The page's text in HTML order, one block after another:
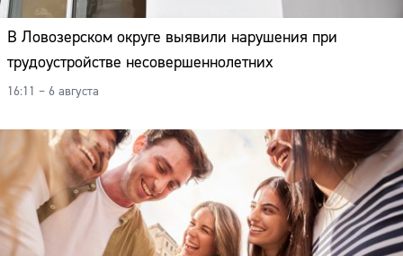
В Ловозерском округе выявили нарушения при
трудоустройстве несовершеннолетних
16:11 – 6 августа